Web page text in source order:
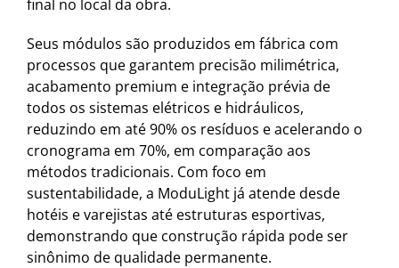
final no local da obra.
Seus módulos são produzidos em fábrica com
processos que garantem precisão milimétrica,
acabamento premium e integração prévia de
todos os sistemas elétricos e hidráulicos,
reduzindo em até 90% os resíduos e acelerando o
cronograma em 70%, em comparação aos
métodos tradicionais. Com foco em
sustentabilidade, a ModuLight já atende desde
hotéis e varejistas até estruturas esportivas,
demonstrando que construção rápida pode ser
sinônimo de qualidade permanente.